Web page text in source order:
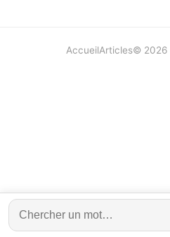
AccueilArticles© 2026